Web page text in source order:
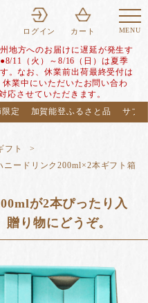
MENU
ログイン カート
地方へのお届けに遅延が発生す
11（火）～8/16（日）は夏季
。なお、休業前出荷最終受付は
業中にいただいたお問い合わ
応させていただきます。
定 加賀能登ふるさと品 サブ
フト
ニードリンク200ml×2本ギフト箱
が2本ぴったり入
り物にどうぞ。